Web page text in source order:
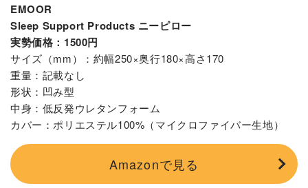
EMOOR
Sleep Support Products ニーピロー
実勢価格：1500円
サイズ（mm）：約幅250×奥行180×高さ170
重量：記載なし
形状：凹み型
中身：低反発ウレタンフォーム
カバー：ポリエステル100%（マイクロファイバー生地）
Amazonで見る